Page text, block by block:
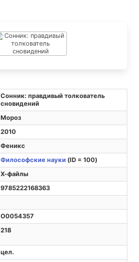
Сонник: правдивый толкователь
сновидений
Мороз
2010
Феникс
Философские науки (ID = 100)
Х-файлы
9785222168363
O0054357
218
цел.